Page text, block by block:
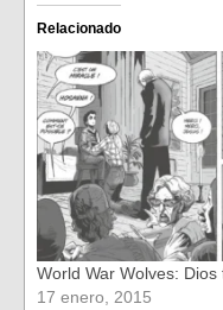
Facebook
(Se
en
una
ventana
nueva)
en
una
ventana
nueva)
Relacionado
World War Wolves: Dios
17 enero, 2015